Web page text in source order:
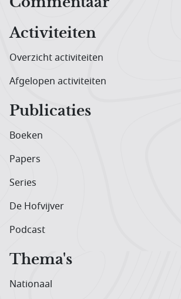
Activiteiten
Overzicht activiteiten
Afgelopen activiteiten
Publicaties
Boeken
Papers
Series
De Hofvijver
Podcast
Thema's
Nationaal